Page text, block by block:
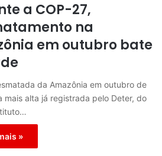
a COP-27,
na
em outubro bate
da Amazônia em outubro de
mais alta já registrada pelo Deter, do
»